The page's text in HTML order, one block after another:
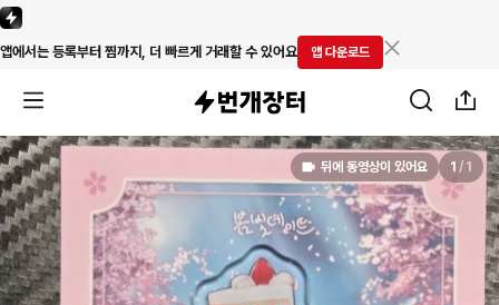
앱에서는 등록부터 찜까지, 더 빠르게 거래할 수 있어요 앱 다운로드
뒤에 동영상이 있어요 1 / 1